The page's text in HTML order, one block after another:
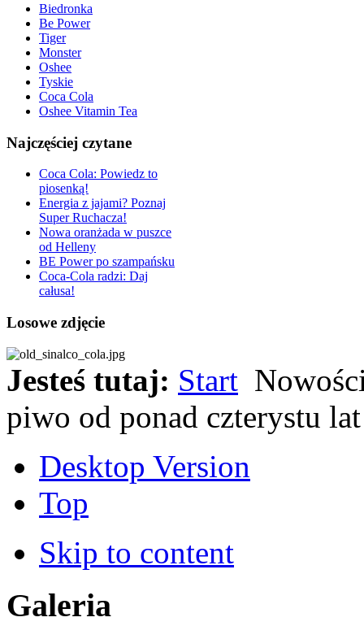
Biedronka
Be Power
Tiger
Monster
Oshee
Tyskie
Coca Cola
Oshee Vitamin Tea
Najczęściej czytane
Coca Cola: Powiedz to
piosenką!
Energia z jajami? Poznaj
Super Ruchacza!
Nowa oranżada w puszce
od Helleny
BE Power po szampańsku
Coca-Cola radzi: Daj
całusa!
Losowe zdjęcie
Jesteś tutaj: Start
piwo od ponad czterystu lat
Desktop Version
Top
Skip to content
Galeria